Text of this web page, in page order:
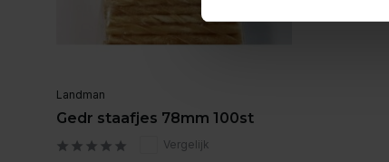
Landman
Gedr staafjes 78mm 100st
Vergelijk